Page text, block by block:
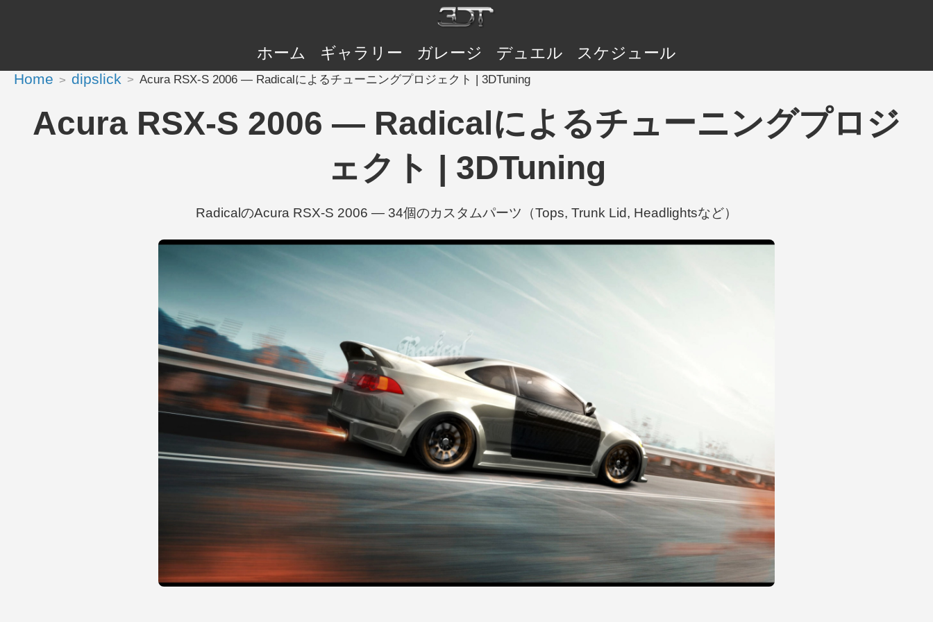
ホーム ギャラリー ガレージ デュエル スケジュール
Home dipslick Acura RSX-S 2006 — Radicalによるチューニングプロジェクト | 3DTuning
Acura RSX-S 2006 — Radicalによるチューニングプロジ
ェクト | 3DTuning
RadicalのAcura RSX-S 2006 — 34個のカスタムパーツ（Tops, Trunk Lid, Headlightsなど）